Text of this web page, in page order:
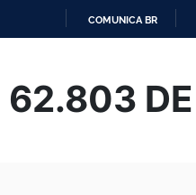
CONTEÚDO
COMUNICA BR
62.803